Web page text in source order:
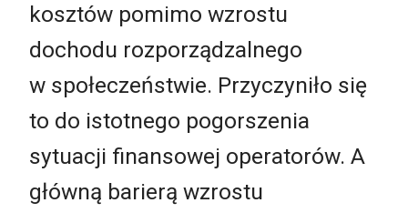
kosztów pomimo wzrostu
dochodu rozporządzalnego
w społeczeństwie. Przyczyniło się
to do istotnego pogorszenia
sytuacji finansowej operatorów. A
główną barierą wzrostu